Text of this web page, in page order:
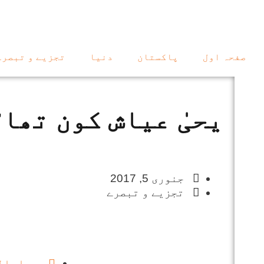
صفحہ اول پاکستان دنیا تجزیے و
یحیٰ عیاش کون
جنوری 5, 2017
تجزیے و تبصرے